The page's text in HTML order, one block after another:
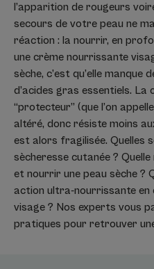
l’apparition de rougeurs
secours de votre peau ne
réaction : la nourrir, en
une crème nourrissante
sèche, c’est qu’elle
d’acides gras essentiels. La
“protecteur” (que l’on
altéré, donc résiste moins
est alors fragilisée. Quelles
sècheresse cutanée ?
et nourrir une peau sèche ?
action ultra-nourrissante en
visage ? Nos experts vous
pratiques pour retrouver